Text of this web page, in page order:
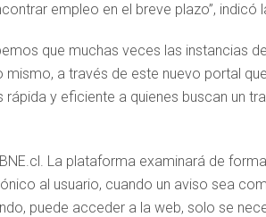
empleo en el breve plazo”, indicó
que muchas veces las instancias
a través de este nuevo portal
y eficiente a quienes buscan un
La plataforma examinará de
al usuario, cuando un aviso sea
puede acceder a la web, solo se